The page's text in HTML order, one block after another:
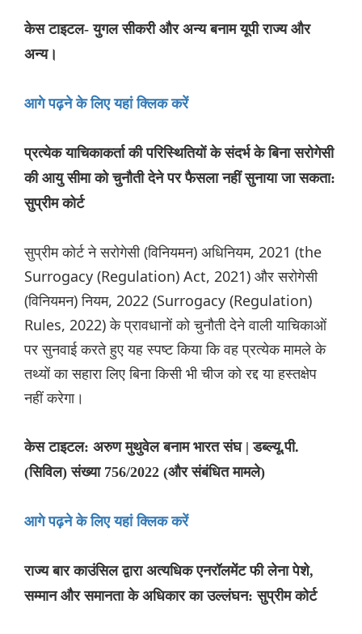
केस टाइटल- युगल सीकरी और अन्य बनाम यूपी राज्य और
अन्य।
आगे पढ़ने के लिए यहां क्लिक करें
प्रत्येक याचिकाकर्ता की परिस्थितियों के संदर्भ के बिना सरोगेसी
की आयु सीमा को चुनौती देने पर फैसला नहीं सुनाया जा सकता:
सुप्रीम कोर्ट
सुप्रीम कोर्ट ने सरोगेसी (विनियमन) अधिनियम, 2021 (the
Surrogacy (Regulation) Act, 2021) और सरोगेसी
(विनियमन) नियम, 2022 (Surrogacy (Regulation)
Rules, 2022) के प्रावधानों को चुनौती देने वाली याचिकाओं
पर सुनवाई करते हुए यह स्पष्ट किया कि वह प्रत्येक मामले के
तथ्यों का सहारा लिए बिना किसी भी चीज को रद्द या हस्तक्षेप
नहीं करेगा।
केस टाइटल: अरुण मुथुवेल बनाम भारत संघ | डब्ल्यू.पी.
(सिविल) संख्या 756/2022 (और संबंधित मामले)
आगे पढ़ने के लिए यहां क्लिक करें
राज्य बार काउंसिल द्वारा अत्यधिक एनरॉलमेंट फी लेना पेशे,
सम्मान और समानता के अधिकार का उल्लंघन: सुप्रीम कोर्ट